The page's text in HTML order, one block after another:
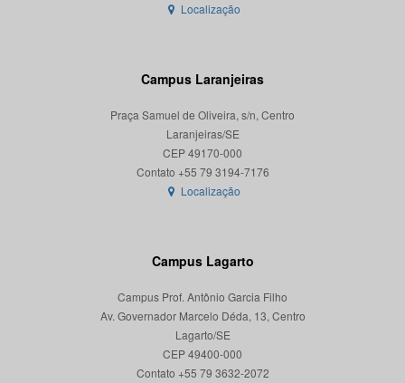
Localização
Campus Laranjeiras
Praça Samuel de Oliveira, s/n, Centro
Laranjeiras/SE
CEP 49170-000
Localização
Campus Lagarto
Campus Prof. Antônio Garcia Filho
Av. Governador Marcelo Déda, 13, Centro
Lagarto/SE
CEP 49400-000